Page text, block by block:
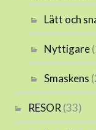
Lätt och
Nyttigare
Smaskens
RESOR (33)